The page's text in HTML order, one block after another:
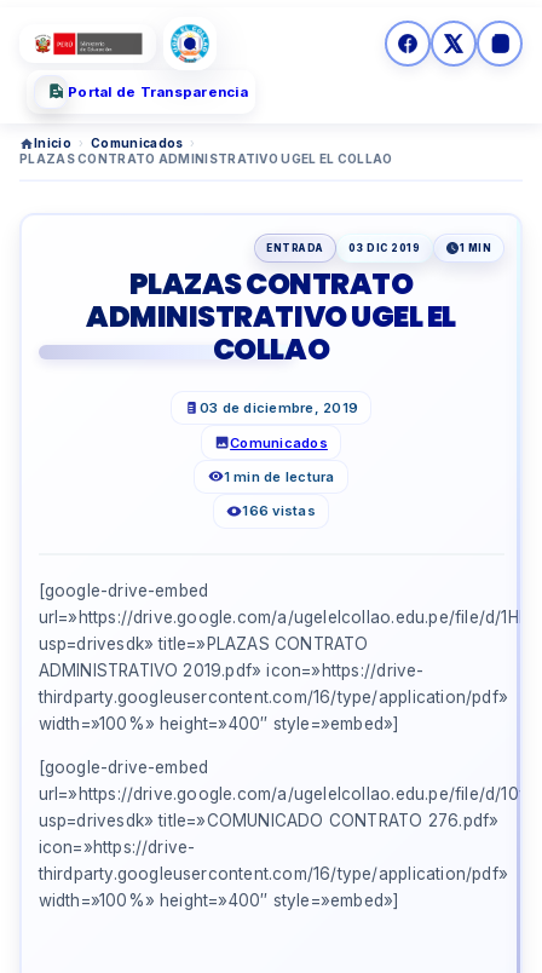
Portal de Transparencia
Inicio › Comunicados ›
PLAZAS CONTRATO ADMINISTRATIVO UGEL EL COLLAO
ENTRADA 03 DIC 2019 1 MIN
PLAZAS CONTRATO
ADMINISTRATIVO UGEL EL
COLLAO
03 de diciembre, 2019
Comunicados
1 min de lectura
166 vistas
[google-drive-embed
url=»https://drive.google.com/a/ugelelcollao.edu.pe/file/d/
usp=drivesdk» title=»PLAZAS CONTRATO
ADMINISTRATIVO 2019.pdf» icon=»https://drive-
thirdparty.googleusercontent.com/16/type/application/pdf»
width=»100%» height=»400″ style=»embed»]
[google-drive-embed
url=»https://drive.google.com/a/ugelelcollao.edu.pe/file/d/
usp=drivesdk» title=»COMUNICADO CONTRATO 276.pdf»
icon=»https://drive-
thirdparty.googleusercontent.com/16/type/application/pdf»
width=»100%» height=»400″ style=»embed»]